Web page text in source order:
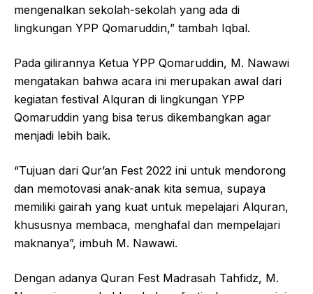
mengenalkan sekolah-sekolah yang ada di
lingkungan YPP Qomaruddin,” tambah Iqbal.
Pada gilirannya Ketua YPP Qomaruddin, M. Nawawi
mengatakan bahwa acara ini merupakan awal dari
kegiatan festival Alquran di lingkungan YPP
Qomaruddin yang bisa terus dikembangkan agar
menjadi lebih baik.
“Tujuan dari Qur’an Fest 2022 ini untuk mendorong
dan memotovasi anak-anak kita semua, supaya
memiliki gairah yang kuat untuk mepelajari Alquran,
khususnya membaca, menghafal dan mempelajari
maknanya”, imbuh M. Nawawi.
Dengan adanya Quran Fest Madrasah Tahfidz, M.